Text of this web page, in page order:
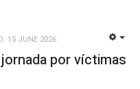
15 JUNE 2026
por víctimas